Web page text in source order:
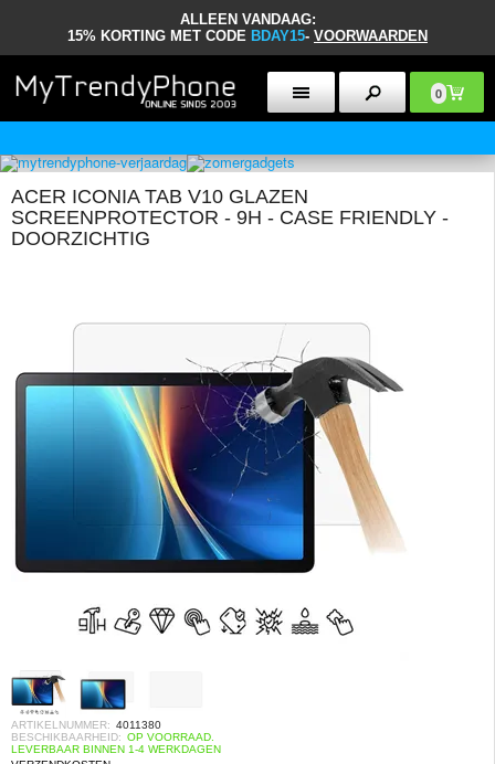
ALLEEN VANDAAG:
15% KORTING MET CODE BDAY15- VOORWAARDEN
0
ACER ICONIA TAB V10 GLAZEN
SCREENPROTECTOR - 9H - CASE FRIENDLY -
DOORZICHTIG
ARTIKELNUMMER: 4011380
BESCHIKBAARHEID: OP VOORRAAD.
LEVERBAAR BINNEN 1-4 WERKDAGEN